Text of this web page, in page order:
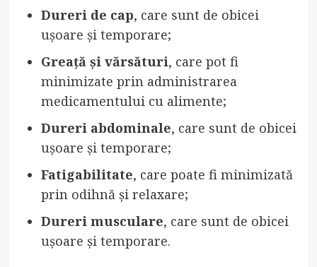
Dureri de cap, care sunt de obicei
ușoare și temporare;
Greață și vărsături, care pot fi
minimizate prin administrarea
medicamentului cu alimente;
Dureri abdominale, care sunt de obicei
ușoare și temporare;
Fatigabilitate, care poate fi minimizată
prin odihnă și relaxare;
Dureri musculare, care sunt de obicei
ușoare și temporare.